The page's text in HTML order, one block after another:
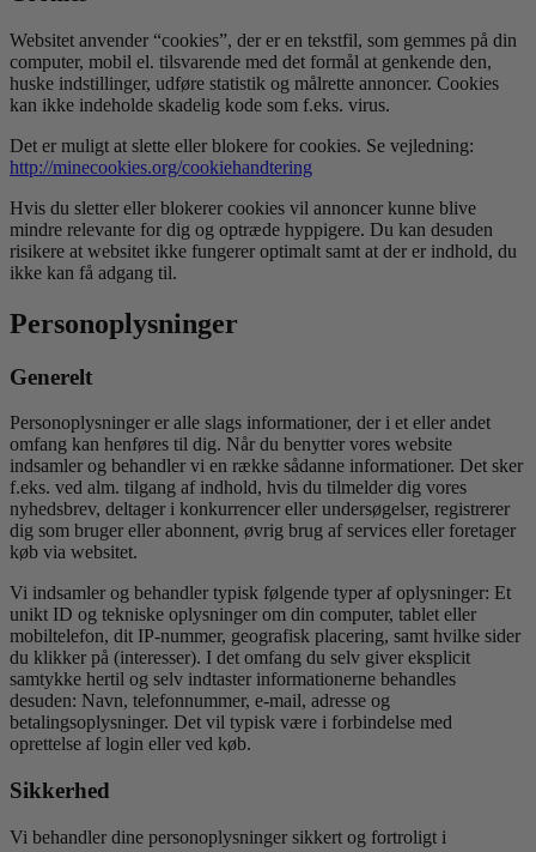
Websitet anvender “cookies”, der er en tekstfil, som gemmes på din
computer, mobil el. tilsvarende med det formål at genkende den,
huske indstillinger, udføre statistik og målrette annoncer. Cookies
kan ikke indeholde skadelig kode som f.eks. virus.
Det er muligt at slette eller blokere for cookies. Se vejledning:
http://minecookies.org/cookiehandtering
Hvis du sletter eller blokerer cookies vil annoncer kunne blive
mindre relevante for dig og optræde hyppigere. Du kan desuden
risikere at websitet ikke fungerer optimalt samt at der er indhold, du
ikke kan få adgang til.
Personoplysninger
Generelt
Personoplysninger er alle slags informationer, der i et eller andet
omfang kan henføres til dig. Når du benytter vores website
indsamler og behandler vi en række sådanne informationer. Det sker
f.eks. ved alm. tilgang af indhold, hvis du tilmelder dig vores
nyhedsbrev, deltager i konkurrencer eller undersøgelser, registrerer
dig som bruger eller abonnent, øvrig brug af services eller foretager
køb via websitet.
Vi indsamler og behandler typisk følgende typer af oplysninger: Et
unikt ID og tekniske oplysninger om din computer, tablet eller
mobiltelefon, dit IP-nummer, geografisk placering, samt hvilke sider
du klikker på (interesser). I det omfang du selv giver eksplicit
samtykke hertil og selv indtaster informationerne behandles
desuden: Navn, telefonnummer, e-mail, adresse og
betalingsoplysninger. Det vil typisk være i forbindelse med
oprettelse af login eller ved køb.
Sikkerhed
Vi behandler dine personoplysninger sikkert og fortroligt i